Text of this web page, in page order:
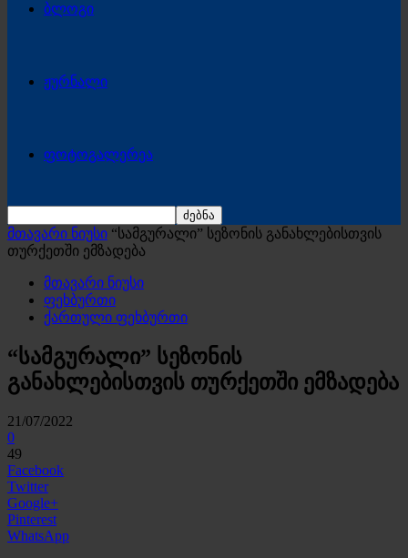
ბლოგი
ჟურნალი
ფოტოგალერეა
მთავარი ნიუსი “სამგურალი” სეზონის განახლებისთვის
თურქეთში ემზადება
მთავარი ნიუსი
ფეხბურთი
ქართული ფეხბურთი
“სამგურალი” სეზონის
განახლებისთვის თურქეთში ემზადება
21/07/2022
0
49
Facebook
Twitter
Google+
Pinterest
WhatsApp